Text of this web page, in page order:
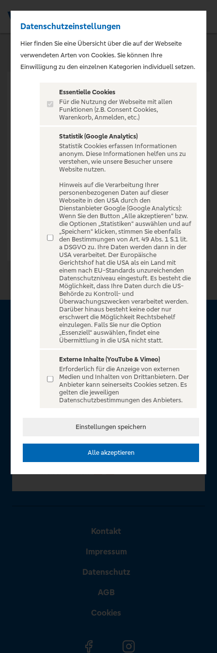
VERANSTALTUNG NICHT
GEFUNDEN
Zur Startseite
Über VR Entertain
für alle Kunden der Volksbanken Raiffeisenbanken. Auf
unserem einzigartigen Portal finden Sie Tickets für
atemberaubende Konzerte, Musicals und Shows, die
Fußball-Bundesliga sowie die Champions League und die
In Zusammenarbeit mit
Kontakt
Impressum
Datenschutz
AGB
Cookies
Datenschutzeinstellungen
Hier finden Sie eine Übersicht über die auf der Webseite
verwendeten Arten von Cookies. Sie können Ihre
Einwilligung zu den einzelnen Kategorien individuell setzen.
Essentielle Cookies
Für die Nutzung der Webseite mit allen
Funktionen (z.B. Consent Cookies,
Warenkorb, Anmelden, etc.)
Statistik (Google Analytics)
Statistik Cookies erfassen Informationen
anonym. Diese Informationen helfen uns zu
verstehen, wie unsere Besucher unsere
Website nutzen.
Hinweis auf die Verarbeitung Ihrer
personenbezogenen Daten auf dieser
Webseite in den USA durch den
Dienstanbieter Google (Google Analytics):
Wenn Sie den Button „Alle akzeptieren“ bzw.
die Optionen „Statistiken“ auswählen und auf
„Speichern“ klicken, stimmen Sie ebenfalls
den Bestimmungen von Art. 49 Abs. 1 S.1 lit.
a DSGVO zu. Ihre Daten werden dann in der
USA verarbeitet. Der Europäische
Gerichtshof hat die USA als ein Land mit
einem nach EU-Standards unzureichenden
Datenschutzniveau eingestuft. Es besteht die
Möglichkeit, dass Ihre Daten durch die US-
Behörde zu Kontroll- und
Überwachungszwecken verarbeitet werden.
Darüber hinaus besteht keine oder nur
erschwert die Möglichkeit Rechtsbehelf
einzulegen. Falls Sie nur die Option
„Essenziell“ auswählen, findet eine
Übermittlung in die USA nicht statt.
Externe Inhalte (YouTube & Vimeo)
Erforderlich für die Anzeige von externen
Medien und Inhalten von Drittanbietern. Der
Anbieter kann seinerseits Cookies setzen. Es
gelten die jeweiligen
Datenschutzbestimmungen des Anbieters.
Einstellungen speichern
Alle akzeptieren